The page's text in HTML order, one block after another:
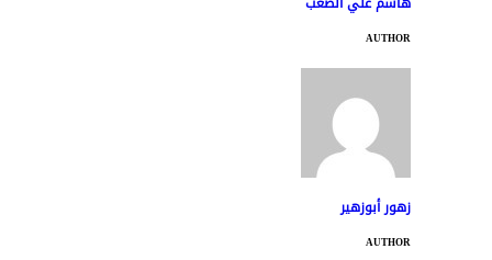
AUTHOR
زهور أبوزهير
AUTHOR